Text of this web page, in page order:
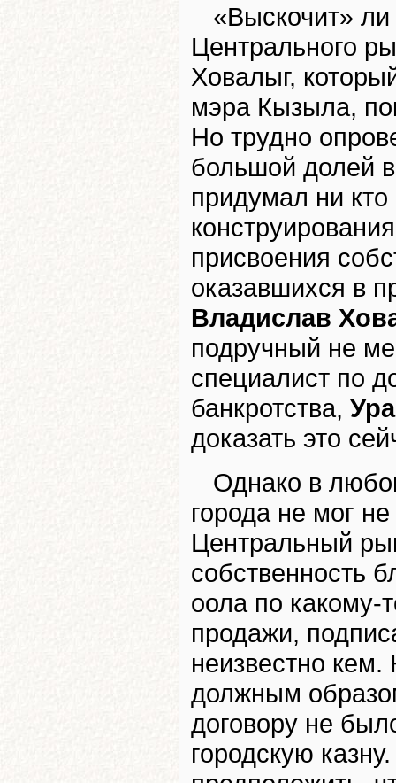
«Выскочит» ли
Центрального
Ховалыг,
мэра Кызыла,
Но трудно
большой долей
придумал ни
присвоения
оказавшихся в
Владислав
подручный не
специалист по
банкротства,
доказать это
Однако в
города не мог
Центральный
собственность
оола по какому-
продажи,
неизвестно
должным
договору не
городскую